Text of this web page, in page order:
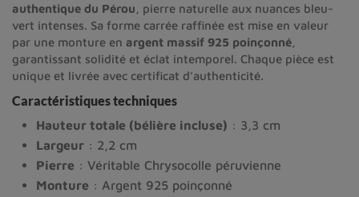
authentique du Pérou , pierre naturelle aux nuances bleu-
vert intenses. Sa forme carrée raffinée est mise en valeur
par une monture en argent massif 925 poinçonné
garantissant solidité et éclat intemporel. Chaque pièce est
unique et livrée avec certificat d’authenticité.
Caractéristiques techniques
Hauteur totale (bélière incluse) : 3,3 cm
Largeur : 2,2 cm
Pierre : Véritable Chrysocolle péruvienne
Monture : Argent 925 poinçonné